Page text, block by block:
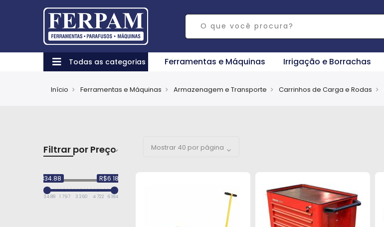
Todas as categorias Ferramentas e Máquinas Irrigação e Borrachas
Início Ferramentas e Máquinas Armazenagem e Transporte Carrinhos de Carga e Rodas
Filtrar por Preço
R$334.88 R$6 184.81
334.88 1 797 3 260 4 722 6 184.81